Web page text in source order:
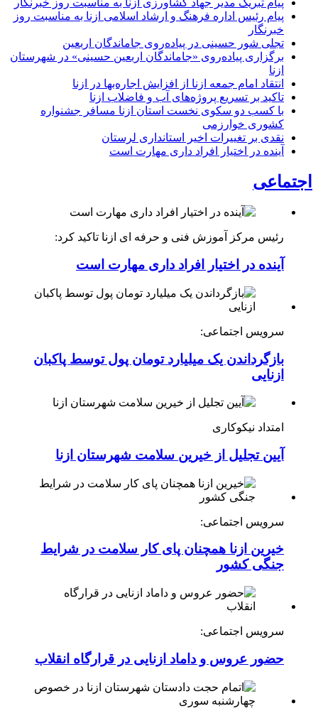
پیام رئیس اداره فرهنگ و ارشاد اسلامی ازنا به مناسبت روز
خبرنگار
تجلی شور حسینی در پیاده‌روی جاماندگان اربعین
برگزاری پیاده‌روی «جاماندگان اربعین حسینی» در شهرستان
ازنا
انتقاد امام جمعه ازنا از افزایش اجاره‌بها در ازنا
تاکید بر تسریع پروژه‌های آب و فاضلاب ازنا
با کسب دو سکوی نخست استان ازنا مسافر جشنواره
کشوری خوارزمی
نقدی بر تغییرات اخیر استانداری لرستان
آینده در اختیار افراد داری مهارت است
اجتماعی
رئیس مرکز آموزش فنی و حرفه ای ازنا تاکید کرد:
آینده در اختیار افراد داری مهارت است
سرویس اجتماعی:
بازگرداندن یک میلیارد تومان پول توسط پاکبان
ازنایی
امتداد نیکوکاری
آیین تجلیل از خیرین سلامت شهرستان ازنا
سرویس اجتماعی:
خیرین ازنا همچنان پای کار سلامت در شرایط
جنگی کشور
سرویس اجتماعی:
حضور عروس و داماد ازنایی در قرارگاه انقلاب